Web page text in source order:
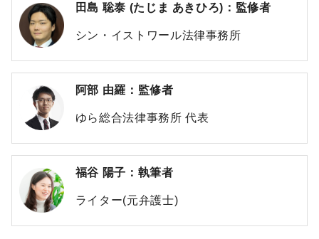
田島 聡泰 (たじま あきひろ)：監修者
シン・イストワール法律事務所
阿部 由羅：監修者
ゆら総合法律事務所 代表
福谷 陽子：執筆者
ライター(元弁護士)